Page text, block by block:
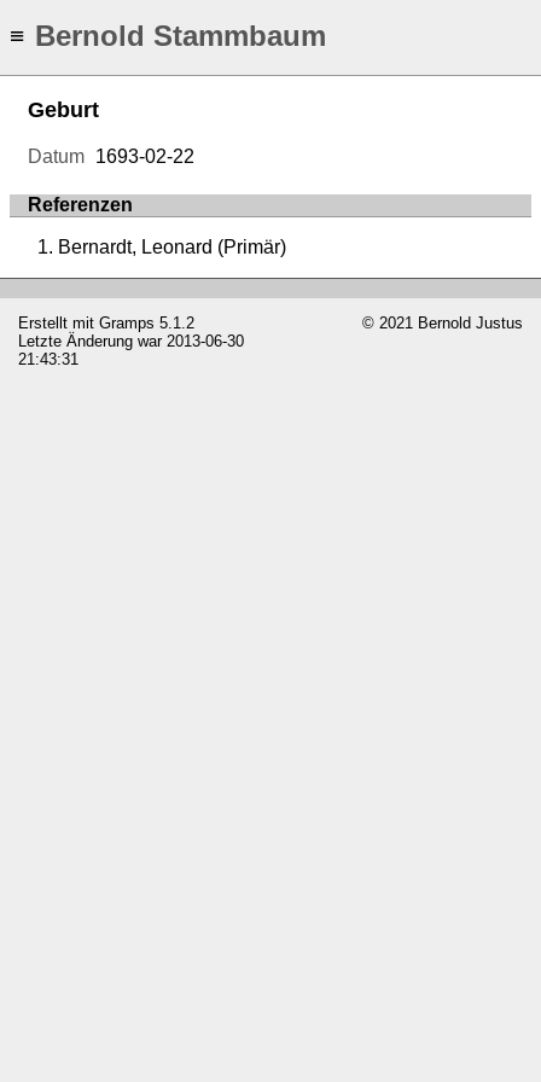
≡ Bernold Stammbaum
Geburt
Datum 1693-02-22
Referenzen
Bernardt, Leonard (Primär)
Erstellt mit Gramps 5.1.2
Letzte Änderung war 2013-06-30
21:43:31
© 2021 Bernold Justus